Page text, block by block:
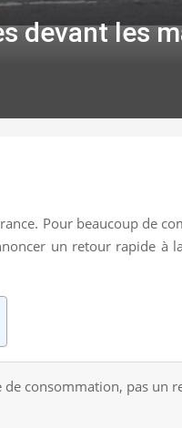
devant les
Pour beaucoup de
un retour rapide à
consommation, pas un